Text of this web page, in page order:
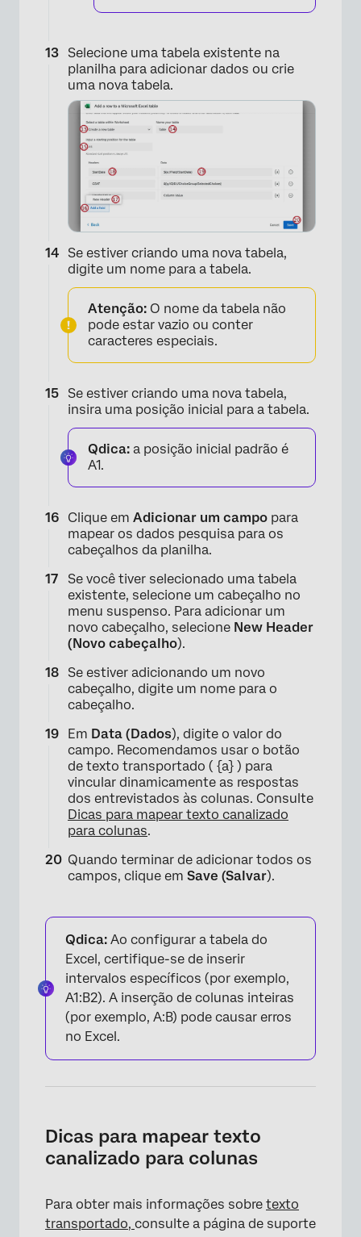
×
Selecione uma tabela existente na
planilha para adicionar dados ou crie
uma nova tabela.
Se estiver criando uma nova tabela,
digite um nome para a tabela.
Atenção: O nome da tabela não
pode estar vazio ou conter
caracteres especiais.
Se estiver criando uma nova tabela,
insira uma posição inicial para a tabela.
Qdica: a posição inicial padrão é
A1.
Clique em Adicionar um campo para
mapear os dados pesquisa para os
cabeçalhos da planilha.
Se você tiver selecionado uma tabela
existente, selecione um cabeçalho no
menu suspenso. Para adicionar um
novo cabeçalho, selecione New Header
(Novo cabeçalho).
Se estiver adicionando um novo
cabeçalho, digite um nome para o
cabeçalho.
Em Data (Dados), digite o valor do
campo. Recomendamos usar o botão
de texto transportado ( {a} ) para
vincular dinamicamente as respostas
dos entrevistados às colunas. Consulte
Dicas para mapear texto canalizado
para colunas.
Quando terminar de adicionar todos os
campos, clique em Save (Salvar).
Qdica: Ao configurar a tabela do
Excel, certifique-se de inserir
intervalos específicos (por exemplo,
A1:B2). A inserção de colunas inteiras
(por exemplo, A:B) pode causar erros
no Excel.
Dicas para mapear texto
canalizado para colunas
Para obter mais informações sobre texto
transportado, consulte a página de suporte